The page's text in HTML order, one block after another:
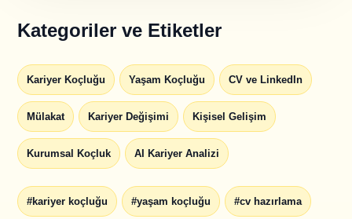
Kategoriler ve Etiketler
Kariyer Koçluğu Yaşam Koçluğu CV ve LinkedIn
Mülakat Kariyer Değişimi Kişisel Gelişim
Kurumsal Koçluk AI Kariyer Analizi
#kariyer koçluğu #yaşam koçluğu #cv hazırlama